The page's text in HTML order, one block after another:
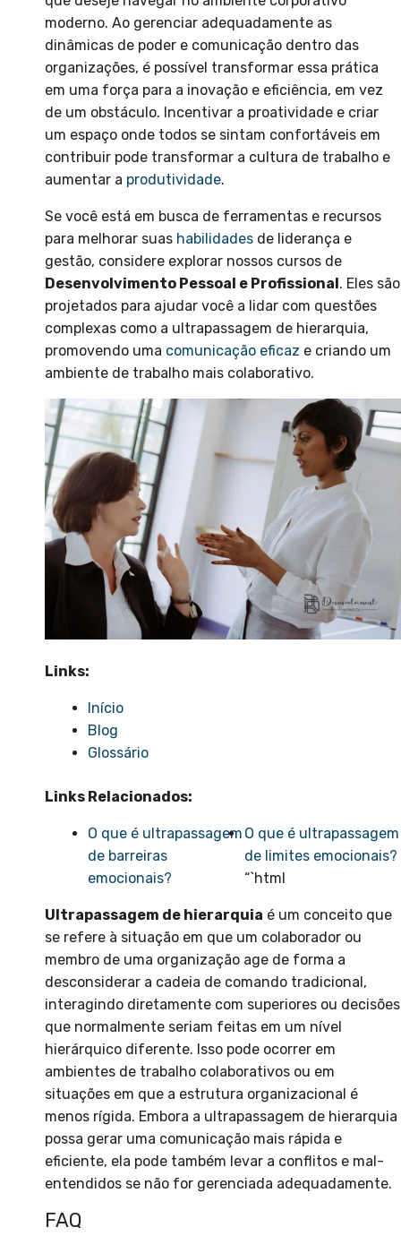
moderno. Ao gerenciar adequadamente as
dinâmicas de poder e comunicação dentro das
organizações, é possível transformar essa prática
em uma força para a inovação e eficiência, em vez
de um obstáculo. Incentivar a proatividade e criar
um espaço onde todos se sintam confortáveis em
contribuir pode transformar a cultura de trabalho e
aumentar a produtividade.
Se você está em busca de ferramentas e recursos
para melhorar suas habilidades de liderança e
gestão, considere explorar nossos cursos de
Desenvolvimento Pessoal e Profissional . Eles são
projetados para ajudar você a lidar com questões
complexas como a ultrapassagem de hierarquia,
promovendo uma comunicação eficaz e criando um
ambiente de trabalho mais colaborativo.
Links:
Início
Blog
Glossário
Links Relacionados:
O que é ultrapassagem
de barreiras
emocionais?
O que é ultrapassagem
de limites emocionais?
“`html
Ultrapassagem de hierarquia é um conceito que
se refere à situação em que um colaborador ou
membro de uma organização age de forma a
desconsiderar a cadeia de comando tradicional,
interagindo diretamente com superiores ou decisões
que normalmente seriam feitas em um nível
hierárquico diferente. Isso pode ocorrer em
ambientes de trabalho colaborativos ou em
situações em que a estrutura organizacional é
menos rígida. Embora a ultrapassagem de hierarquia
possa gerar uma comunicação mais rápida e
eficiente, ela pode também levar a conflitos e mal-
entendidos se não for gerenciada adequadamente.
FAQ